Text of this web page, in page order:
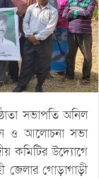
সভাপতি অনিল
ও আলোচনা সভা
কমিটির উদ্যোগে
জেলার গোড়াগাড়ী